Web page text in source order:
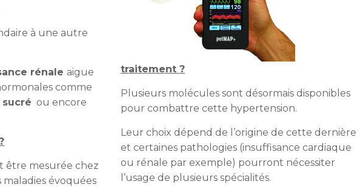
à une autre
rénale aigue
comme
ou encore
être mesurée chez
évoquées
traitement ?
Plusieurs molécules sont désormais disponibles
pour combattre cette hypertension.
Leur choix dépend de l’origine de cette dernière
et certaines pathologies (insuffisance cardiaque
ou rénale par exemple) pourront nécessiter
l’usage de plusieurs spécialités.